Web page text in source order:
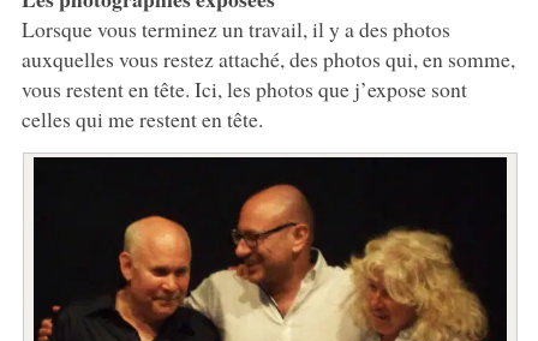
Lorsque vous terminez un travail, il y a des photos
auxquelles vous restez attaché, des photos qui, en somme,
vous restent en tête. Ici, les photos que j’expose sont
celles qui me restent en tête.